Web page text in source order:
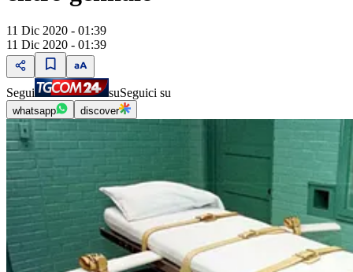
11 Dic 2020 - 01:39
11 Dic 2020 - 01:39
Segui suSeguici su
whatsapp discover